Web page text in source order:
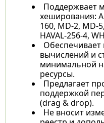
Поддержвает
хеширования:
160, MD-2, MD-
HAVAL-256-4,
Обеспечивает
вычислений и
минимальной
ресурсы.
Предлагает
поддержкой
(drag & drop).
Не вносит